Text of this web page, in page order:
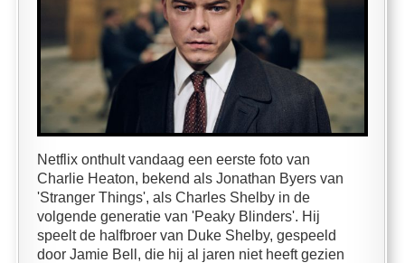
Netflix onthult vandaag een eerste foto van
Charlie Heaton, bekend als Jonathan Byers van
'Stranger Things', als Charles Shelby in de
volgende generatie van 'Peaky Blinders'. Hij
speelt de halfbroer van Duke Shelby, gespeeld
door Jamie Bell, die hij al jaren niet heeft gezien